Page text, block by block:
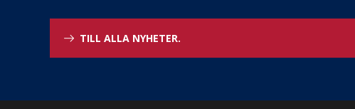
TILL ALLA NYHETER.